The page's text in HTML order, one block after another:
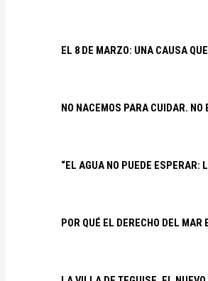
EL 8 DE MARZO: UNA CAUSA
NO NACEMOS PARA CUIDAR.
“EL AGUA NO PUEDE ESPERAR:
POR QUÉ EL DERECHO DEL